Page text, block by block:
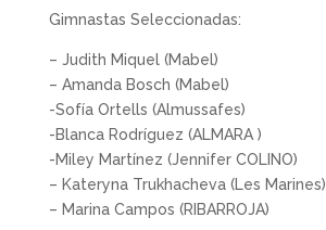
Gimnastas Seleccionadas:
– Judith Miquel (Mabel)
– Amanda Bosch (Mabel)
-Sofía Ortells (Almussafes)
-Blanca Rodríguez (ALMARA )
-Miley Martínez (Jennifer COLINO)
– Kateryna Trukhacheva (Les Marines)
– Marina Campos (RIBARROJA)